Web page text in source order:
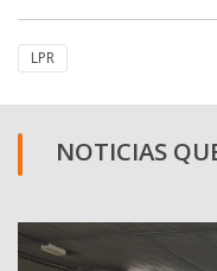
LPR
NOTICIAS